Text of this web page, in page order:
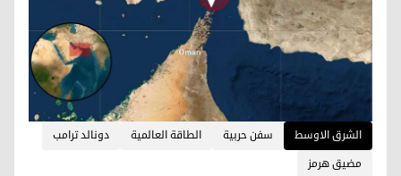
الشرق الاوسط سفن حربية الطاقة العالمية
دونالد ترامب
مضيق هرمز